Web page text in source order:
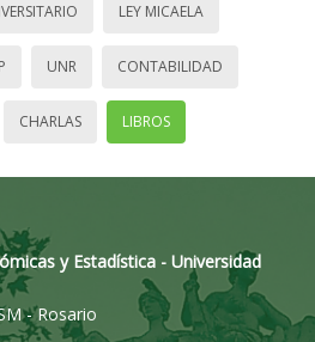
LEY MICAELA
UNR CONTABILIDAD
CHARLAS LIBROS
y Estadística - Universidad
- Rosario